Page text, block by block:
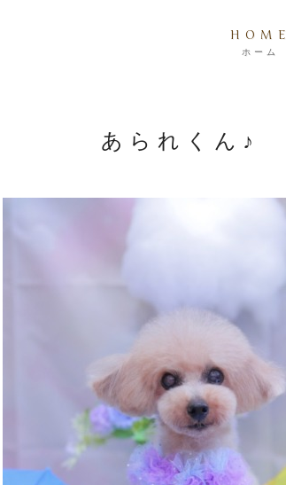
HOME
ホーム
あられくん♪